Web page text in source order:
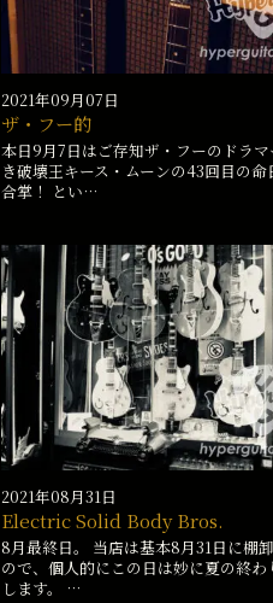
2021年09月07日
ザ・フー的
本日9月7日はご存知ザ・フーのドラマ
き破壊王キース・ムーンの43回目の命
合掌！ とい…
2021年08月31日
Electric Solid Body Bros.
8月最終日。 当店は基本8月31日に棚
ので、個人的にこの日は妙に夏の終わ
します。 …